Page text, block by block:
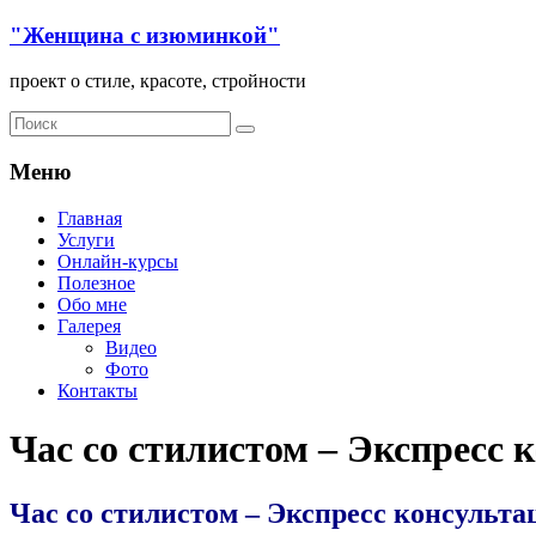
"Женщина с изюминкой"
проект о стиле, красоте, стройности
Меню
Главная
Услуги
Онлайн-курсы
Полезное
Обо мне
Галерея
Видео
Фото
Контакты
Час со стилистом – Экспресс
Час со стилистом – Экспресс